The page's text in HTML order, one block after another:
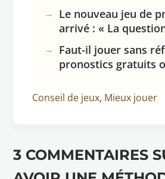
Le nouveau jeu de
arrivé : « La
Faut-il jouer sans
pronostics gratuits
Conseil de jeux, Mieux jouer
3 COMMENTAIRES